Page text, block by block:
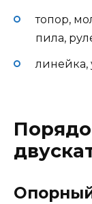
топор,
пила,
линейка,